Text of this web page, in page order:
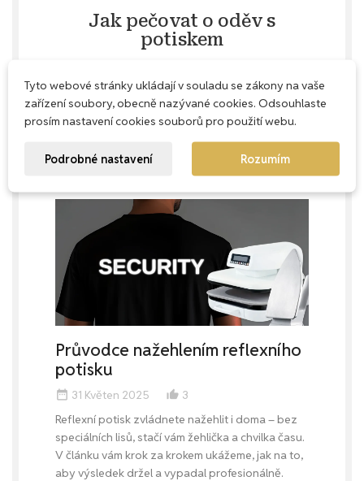
Průvodce nažehlením reflexního
potisku
date_range 31 Květen 2025 thumb_up_alt 3
Reflexní potisk zvládnete nažehlit i doma – bez
speciálních lisů, stačí vám žehlička a chvilka času.
V článku vám krok za krokem ukážeme, jak na to,
aby výsledek držel a vypadal profesionálně.
Jak pečovat o oděv s
potiskem
doporučujeme prací cyklus na max. 60 °C,
ideálně naruby. Nepoužívejte aviváž –
prodloužíte tak životnost jak textilu, tak potisku.
Sušit můžete v sušičce na nejnižší nastavení.
Přes potisk nežehlete.
Tyto webové stránky ukládají v souladu se zákony na vaše
zařízení soubory, obecně nazývané cookies. Odsouhlaste
prosím nastavení cookies souborů pro použití webu.
Podrobné nastavení Rozumím